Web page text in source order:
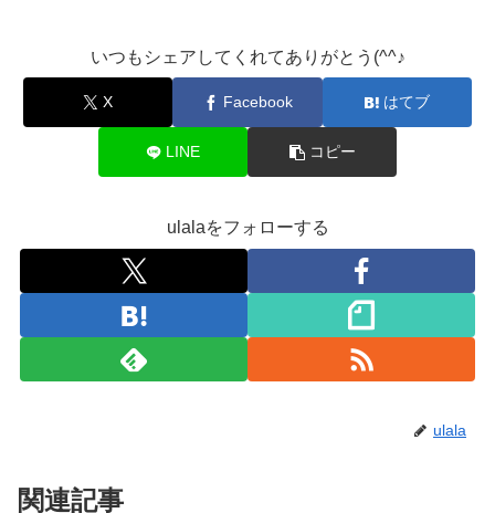
いつもシェアしてくれてありがとう(^^♪
X Facebook はてブ
LINE コピー
ulalaをフォローする
ulala
関連記事